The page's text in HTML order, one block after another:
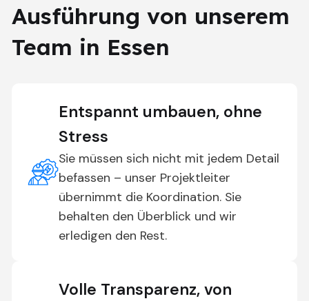
Ausführung von unserem
Team in Essen
Entspannt umbauen, ohne
Stress
Sie müssen sich nicht mit jedem Detail
befassen – unser Projektleiter
übernimmt die Koordination. Sie
behalten den Überblick und wir
erledigen den Rest.
Volle Transparenz, von